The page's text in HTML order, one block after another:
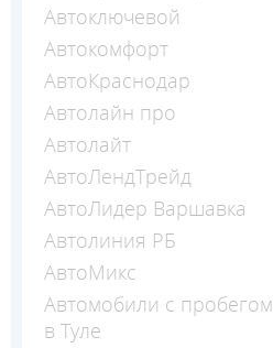
Автоключевой
Автокомфорт
АвтоКраснодар
Автолайн про
Автолайт
АвтоЛендТрейд
АвтоЛидер Варшавка
Автолиния РБ
АвтоМикс
Автомобили с пробегом
в Туле